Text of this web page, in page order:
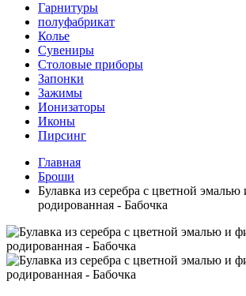
Гарнитуры
полуфабрикат
Колье
Сувениры
Столовые приборы
Запонки
Зажимы
Ионизаторы
Иконы
Пирсинг
Главная
Броши
Булавка из серебра с цветной
родированная - Бабочка